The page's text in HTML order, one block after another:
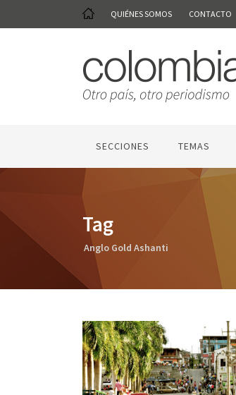
QUIÉNES SOMOS CONTACTO
SECCIONES TEMAS
Tag
Anglo Gold Ashanti